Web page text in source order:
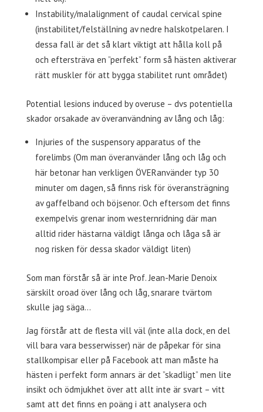
Instability/malalignment of caudal cervical spine
(instabilitet/felställning av nedre halskotpelaren. I
dessa fall är det så klart viktigt att hålla koll på
och eftersträva en ”perfekt” form så hästen aktiverar
rätt muskler för att bygga stabilitet runt området)
Potential lesions induced by overuse – dvs potentiella
skador orsakade av överanvändning av lång och låg:
Injuries of the suspensory apparatus of the
forelimbs (Om man överanvänder lång och låg och
här betonar han verkligen ÖVERanvänder typ 30
minuter om dagen, så finns risk för överansträgning
av gaffelband och böjsenor. Och eftersom det finns
exempelvis grenar inom westernridning där man
alltid rider hästarna väldigt långa och låga så är
nog risken för dessa skador väldigt liten)
Som man förstår så är inte Prof. Jean-Marie Denoix
särskilt oroad över lång och låg, snarare tvärtom
skulle jag säga…
Jag förstår att de flesta vill väl (inte alla dock, en del
vill bara vara besserwisser) när de påpekar för sina
stallkompisar eller på Facebook att man måste ha
hästen i perfekt form annars är det ”skadligt” men lite
insikt och ödmjukhet över att allt inte är svart – vitt
samt att det finns en poäng i att analysera och